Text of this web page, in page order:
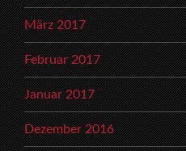
März 2017
Februar 2017
Januar 2017
Dezember 2016